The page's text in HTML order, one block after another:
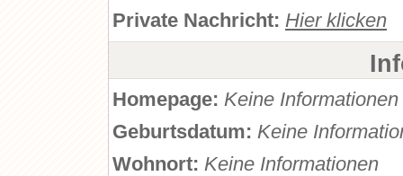
Private Nachricht: Hier klicken
Homepage: Keine Informationen
Geburtsdatum: Keine
Wohnort: Keine Informationen